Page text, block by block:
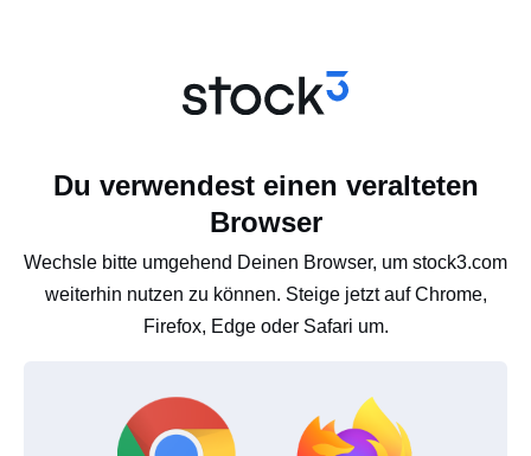
Du verwendest einen veralteten
Browser
Wechsle bitte umgehend Deinen Browser, um stock3.com
weiterhin nutzen zu können. Steige jetzt auf Chrome,
Firefox, Edge oder Safari um.